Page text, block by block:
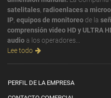
satelitales radioenlaces a
IP equipos de monitoreo de la
comprensión video HD y ULTRA
audio a los operadores...
Lee todo
PERFIL DE LA EMPRESA